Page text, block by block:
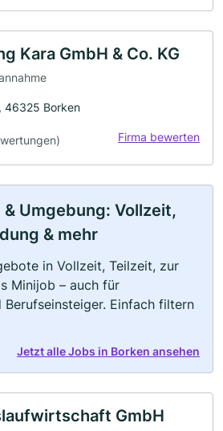
Kara GmbH & Co. KG
46325 Borken
Firma bewerten
Umgebung: Vollzeit,
& mehr
in Vollzeit, Teilzeit, zur
Minijob – auch für
Berufseinsteiger. Einfach filtern
Jetzt alle Jobs in Borken ansehen
GmbH